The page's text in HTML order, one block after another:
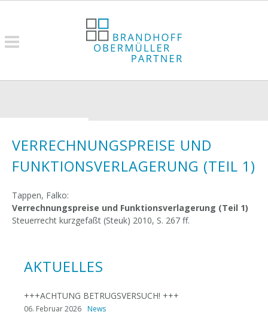
VERRECHNUNGSPREISE UND
FUNKTIONSVERLAGERUNG (TEIL 1)
Tappen, Falko:
Verrechnungspreise und Funktionsverlagerung (Teil 1)
Steuerrecht kurzgefaßt (Steuk) 2010, S. 267 ff.
AKTUELLES
+++ACHTUNG BETRUGSVERSUCH! +++
06. Februar 2026 News